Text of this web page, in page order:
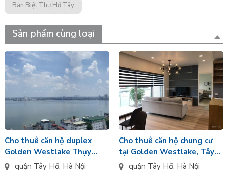
Bán Biệt Thự Hồ Tây
Sản phẩm cùng loại
Cho thuê căn hộ duplex
Golden Westlake Thụy
Khuê, 262m2, 6 ngủ, có
quận Tây Hồ, Hà Nội
Cho thuê căn hộ chung cư
tại Golden Westlake, Tây
Hồ, dt 70m2, 1 ngủ nhà
quận Tây Hồ, Hà Nội